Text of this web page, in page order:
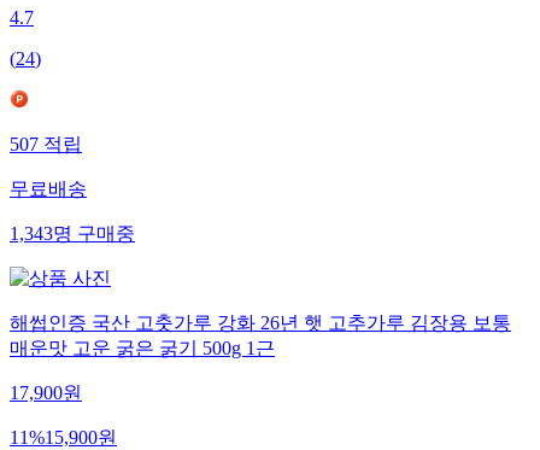
4.7
(24)
507적립
무료배송
1,343명구매중
해썹인증 국산 고춧가루 강화 26년 햇 고추가루 김장용 보통
매운맛 고운 굵은 굵기 500g 1근
17,900원
11%15,900원